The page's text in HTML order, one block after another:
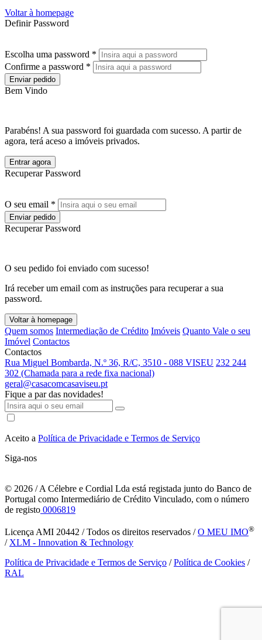
Voltar à homepage
Definir Password
Escolha uma password *
Confirme a password *
Enviar pedido
Bem Vindo
Parabéns! A sua password foi guardada com sucesso. A partir de
agora, terá aceso a imóveis privados.
Entrar agora
Recuperar Password
O seu email *
Enviar pedido
Recuperar Password
O seu pedido foi enviado com sucesso!
Irá receber um email com as instruções para recuperar a sua
password.
Voltar à homepage
Quem somos Intermediação de Crédito Imóveis Quanto Vale o seu
Imóvel Contactos
Contactos
Rua Miguel Bombarda, N.º 36, R/C, 3510 - 088 VISEU 232 244
302 (Chamada para a rede fixa nacional)
geral@casacomcasaviseu.pt
Fique a par das novidades!
Aceito a Política de Privacidade e Termos de Serviço
Siga-nos
© 2026 / A Célebre e Cordial Lda está registada junto do Banco de
Portugal como Intermediário de Crédito Vinculado, com o número
de registo 0006819
Licença AMI 20442 / Todos os direitos reservados /O MEU IMO®
/ XLM - Innovation & Technology
Política de Privacidade e Termos de Serviço /Política de Cookies /
RAL